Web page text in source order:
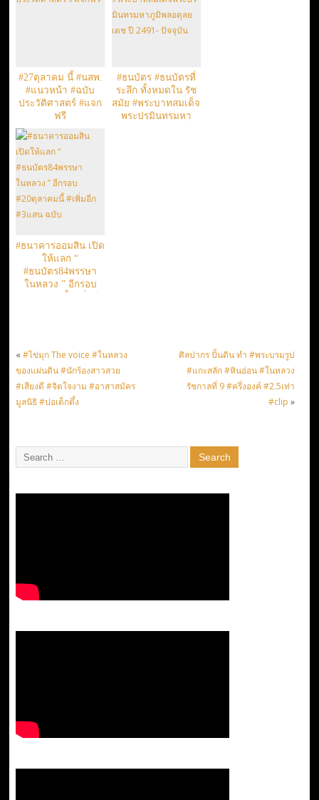
#27ตุลาคม นี้ #นสพ.
#แนวหน้า #ฉบับ
ประวัติศาสตร์ #แจก
ฟรี
#ธนบัตร #ธนบัตรที่
ระลึก ทั้งหมดใน รัช
สมัย #พระบาทสมเด็จ
พระปรมินทรมหา
#ธนาคารออมสิน เปิด
ให้แลก “
#ธนบัตร84พรรษา
ในหลวง ” อีกรอบ
« #ไข่มุก The voice #ในหลวง
ของแผ่นดิน #นักร้องสาวสวย
#เสียงดี #จิตใจงาม #อาสาสมัคร
มูลนิธิ #ปอเต็กตึ้ง
ศิลปากร ปั้นดิน ทำ #พระบรมรูป
#แกะสลัก #หินอ่อน #ในหลวง
รัชกาลที่ 9 #ครึ่งองค์ #2.5เท่า
#clip »